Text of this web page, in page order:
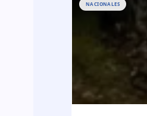
NACIONALES